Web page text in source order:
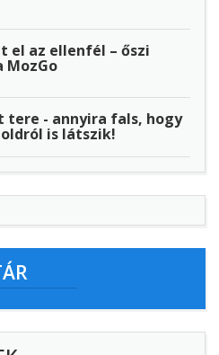
el az ellenfél – őszi
MozGo
tere - annyira fals, hogy
is látszik!